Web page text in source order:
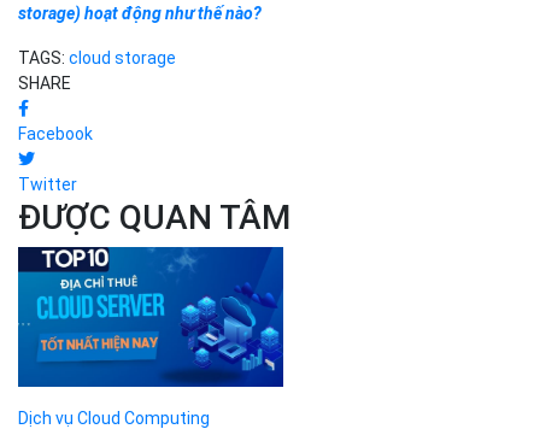
storage) hoạt động như thế nào?
TAGS: cloud storage
SHARE
Facebook
Twitter
ĐƯỢC QUAN TÂM
Dịch vụ Cloud Computing